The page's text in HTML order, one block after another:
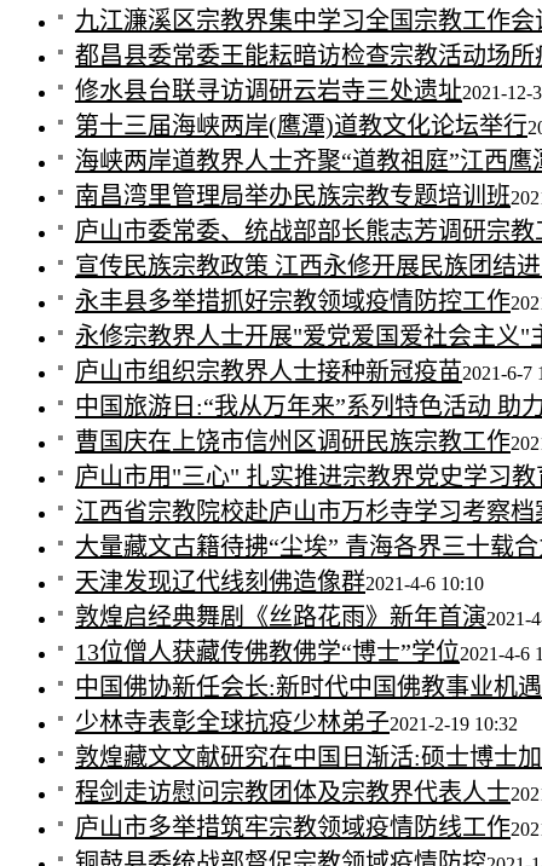
九江濂溪区宗教界集中学习全国宗教工作会
都昌县委常委王能耘暗访检查宗教活动场
修水县台联寻访调研云岩寺三处遗址2021-12-
第十三届海峡两岸(鹰潭)道教文化论坛举行
海峡两岸道教界人士齐聚“道教祖庭”江西鹰
南昌湾里管理局举办民族宗教专题培训班
庐山市委常委、统战部部长熊志芳调研宗教
宣传民族宗教政策 江西永修开展民族团结
永丰县多举措抓好宗教领域疫情防控工作
永修宗教界人士开展"爱党爱国爱社会主义"
庐山市组织宗教界人士接种新冠疫苗2021-6-7
中国旅游日:“我从万年来”系列特色活动 助
曹国庆在上饶市信州区调研民族宗教工作
庐山市用"三心" 扎实推进宗教界党史学习教
江西省宗教院校赴庐山市万杉寺学习考察
大量藏文古籍待拂“尘埃” 青海各界三十载
天津发现辽代线刻佛造像群2021-4-6 10:10
敦煌启经典舞剧《丝路花雨》新年首演2021-
13位僧人获藏传佛教佛学“博士”学位2021-4-6
中国佛协新任会长:新时代中国佛教事业机
少林寺表彰全球抗疫少林弟子2021-2-19 10:32
敦煌藏文文献研究在中国日渐活:硕士博士
程剑走访慰问宗教团体及宗教界代表人士
庐山市多举措筑牢宗教领域疫情防线工作